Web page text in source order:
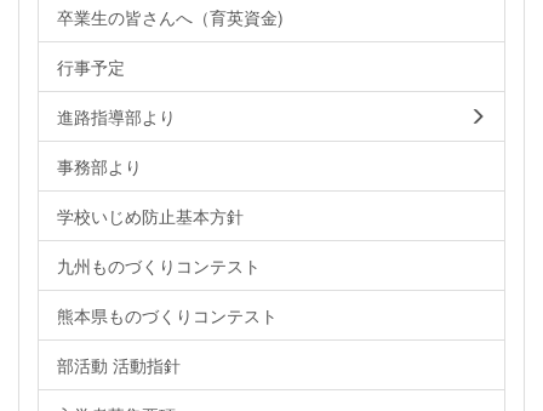
卒業生の皆さんへ（育英資金)
行事予定
進路指導部より
事務部より
学校いじめ防止基本方針
九州ものづくりコンテスト
熊本県ものづくりコンテスト
部活動 活動指針